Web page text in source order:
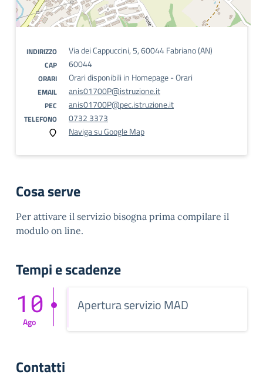
INDIRIZZO Via dei Cappuccini, 5, 60044 Fabriano (AN)
CAP 60044
ORARI Orari disponibili in Homepage - Orari
EMAIL anis01700P@istruzione.it
PEC anis01700P@pec.istruzione.it
TELEFONO
0732 3373
Naviga su Google Map
Cosa serve
Per attivare il servizio bisogna prima compilare il
modulo on line.
Tempi e scadenze
10
Ago
Apertura servizio MAD
Contatti